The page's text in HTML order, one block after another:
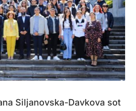
Siljanovska-Davkova sot